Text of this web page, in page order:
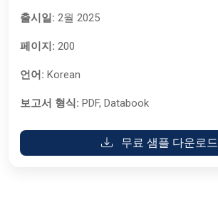
출시일: 2월 2025
페이지: 200
언어: Korean
보고서 형식: PDF, Databook
무료 샘플 다운로드